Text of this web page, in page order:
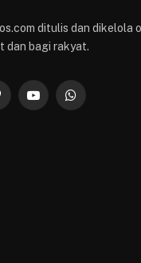
ditulis dan dikelola
dan bagi rakyat.
YouTubeWhatsApp